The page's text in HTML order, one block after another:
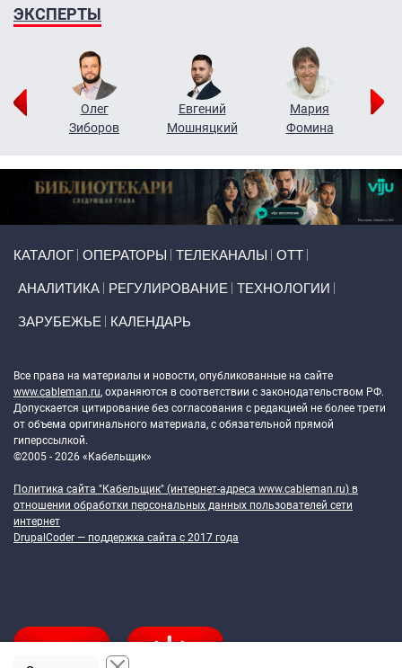
ЭКСПЕРТЫ
Олег
Зиборов
Евгений
Мошняцкий
Мария
Фомина
КАТАЛОГ ОПЕРАТОРЫ ТЕЛЕКАНАЛЫ ОТТ
АНАЛИТИКА РЕГУЛИРОВАНИЕ ТЕХНОЛОГИИ
ЗАРУБЕЖЬЕ КАЛЕНДАРЬ
Все права на материалы и новости, опубликованные на сайте
www.cableman.ru, охраняются в соответствии с законодательством РФ.
Допускается цитирование без согласования с редакцией не более трети
от объема оригинального материала, с обязательной прямой
гиперссылкой.
©2005 - 2026 «Кабельщик»
Политика сайта "Кабельщик" (интернет-адреса www.cableman.ru) в
отношении обработки персональных данных пользователей сети
интернет
DrupalCoder — поддержка сайта c 2017 года